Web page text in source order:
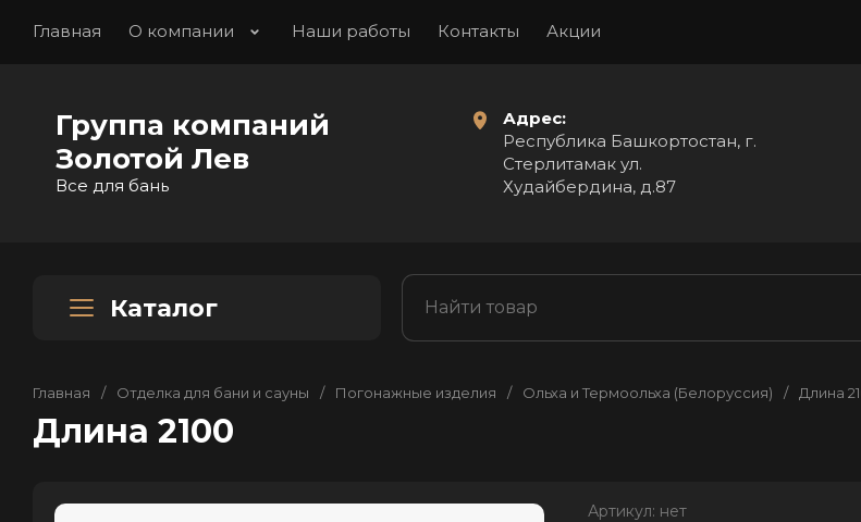
Главная О компании Наши работы Контакты Акции
Группа компаний
Золотой Лев
Все для бань
Адрес:
Республика Башкортостан, г.
Стерлитамак ул.
Худайбердина, д.87
Каталог
Главная / Отделка для бани и сауны / Погонажные изделия / Ольха и Термоольха (Белоруссия) / Длина
Длина 2100
Артикул: нет